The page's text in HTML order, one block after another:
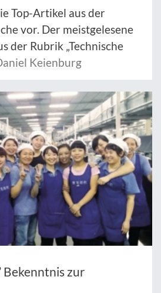
Top-Artikel aus der
vor. Der meistgelesene
der Rubrik „Technische
Keienburg
Bekenntnis zur